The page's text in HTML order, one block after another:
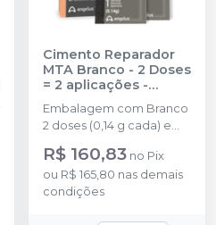
Cimento Reparador
MTA Branco - 2 Doses
= 2 aplicações -
ANGELUS
Embalagem com Branco
2 doses (0,14 g cada) e
água destilada (3 ml)
R$ 160,83 no Pix
ou R$ 165,80 nas demais
condições